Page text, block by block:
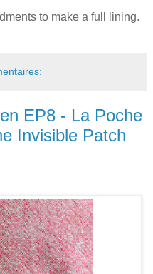
to make a full lining.
EP8 - La Poche
Invisible Patch